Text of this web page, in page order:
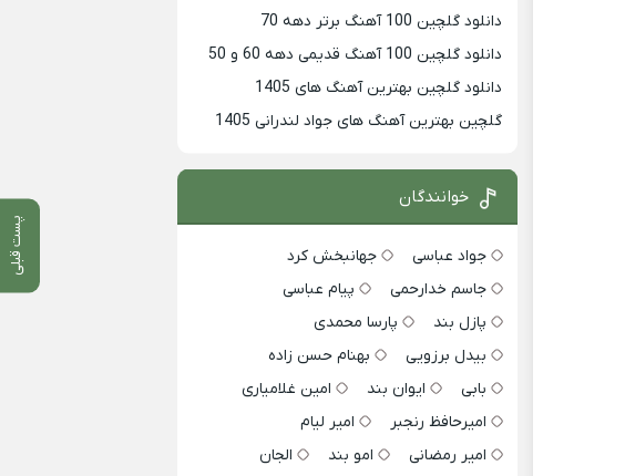
پست قبلی
دانلود گلچین 100 آهنگ برتر دهه 70
دانلود گلچین 100 آهنگ قدیمی دهه 60 و 50
دانلود گلچین بهترین آهنگ های 1405
گلچین بهترین آهنگ های جواد لندرانی 1405
خوانندگان
جواد عباسی
جهانبخش کرد
جاسم خدارحمی
پیام عباسی
پازل بند
پارسا محمدی
بیدل برزویی
بهنام حسن زاده
بابی
ایوان بند
امین غلامیاری
امیرحافظ رنجبر
امیر لیام
امیر رمضانی
امو بند
الجان